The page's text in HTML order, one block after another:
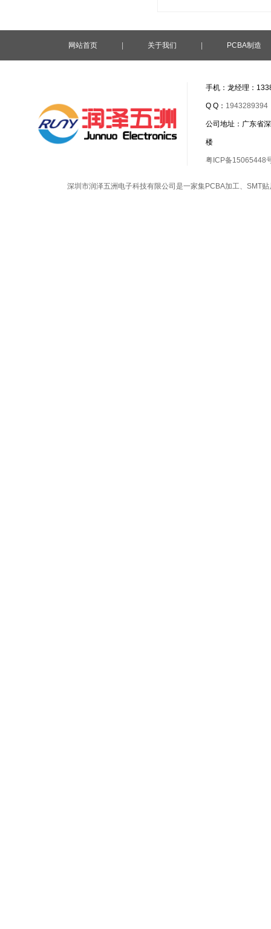
网站首页 关于我们 PCBA制造
手机：龙经理：
Q Q： 1943289394
公司地址：广东省
楼
粤ICP备15065448
深圳市润泽五洲电子科技有限公司是一家集PCBA加工、 SMT贴